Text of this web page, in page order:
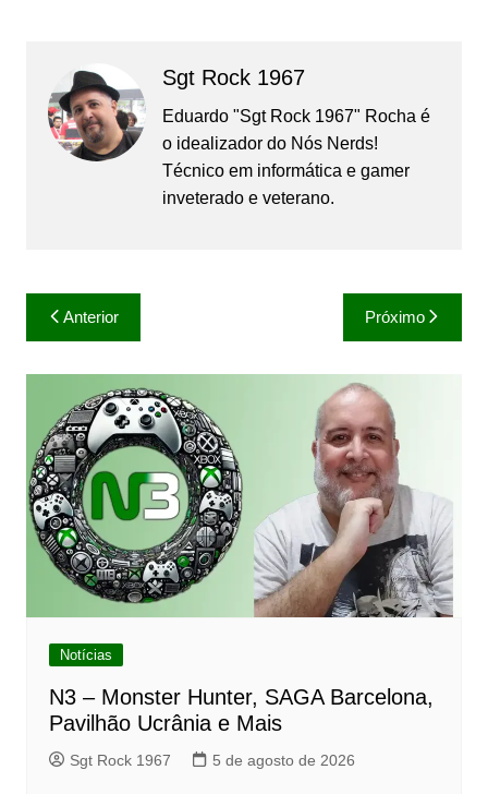
Sgt Rock 1967
Eduardo "Sgt Rock 1967" Rocha é
o idealizador do Nós Nerds!
Técnico em informática e gamer
inveterado e veterano.
Navegação
de
Post
Anterior Próximo
Notícias
N3 – Monster Hunter, SAGA Barcelona,
Pavilhão Ucrânia e Mais
Sgt Rock 1967 5 de agosto de 2026